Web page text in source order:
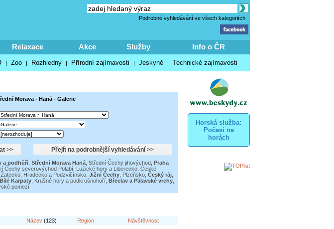
Podrobné vyhledávání ve všech kategoriích
Relaxace Akce Služby Info o ČR
| Zoo | Rozhledny | Přírodní zajímavosti | Jeskyně | Technické zajímavosti
Horská služba:
Počasí na
horách
Morava - Haná - Galerie
a podhůří, Střední Morava Haná, Střední Čechy jihovýchod, Praha
Čechy severovýchod Polabí, Lužické hory a Liberecko, České
, Hradecko a Podzvičínsko, Jižní Čechy, Plzeňsko, Český ráj,
Karpaty, Krušné hory a podkrušnohoří, Břeclav a Pálavské vrchy,
pomezí
Název(123) Region Návštěvnost